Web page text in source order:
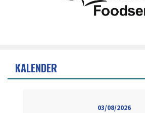
KALENDER
03/08/2026